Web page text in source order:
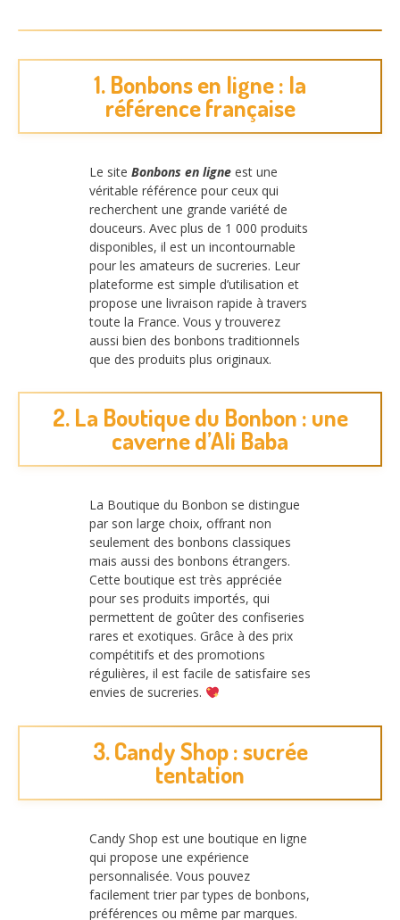
1. Bonbons en ligne : la
référence française
Le site Bonbons en ligne est une
véritable référence pour ceux qui
recherchent une grande variété de
douceurs. Avec plus de 1 000 produits
disponibles, il est un incontournable
pour les amateurs de sucreries. Leur
plateforme est simple d’utilisation et
propose une livraison rapide à travers
toute la France. Vous y trouverez
aussi bien des bonbons traditionnels
que des produits plus originaux.
2. La Boutique du Bonbon : une
caverne d’Ali Baba
La Boutique du Bonbon se distingue
par son large choix, offrant non
seulement des bonbons classiques
mais aussi des bonbons étrangers.
Cette boutique est très appréciée
pour ses produits importés, qui
permettent de goûter des confiseries
rares et exotiques. Grâce à des prix
compétitifs et des promotions
régulières, il est facile de satisfaire ses
envies de sucreries.
3. Candy Shop : sucrée
tentation
Candy Shop est une boutique en ligne
qui propose une expérience
personnalisée. Vous pouvez
facilement trier par types de bonbons,
préférences ou même par marques.